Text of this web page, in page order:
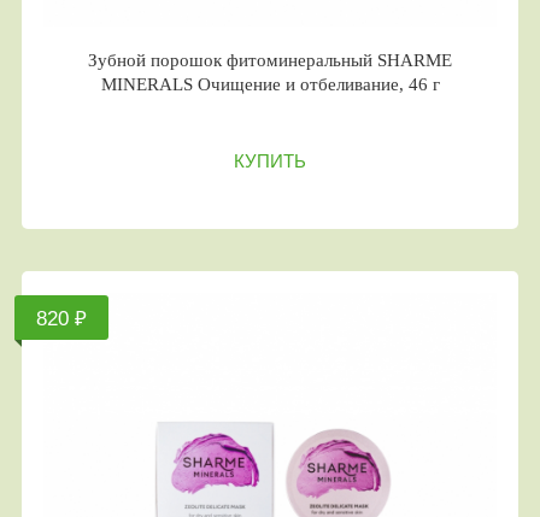
Зубной порошок фитоминеральный SHARME
MINERALS Очищение и отбеливание, 46 г
КУПИТЬ
820 ₽